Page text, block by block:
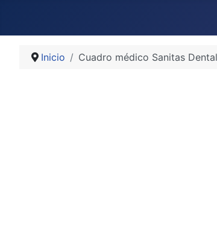
Inicio Cuadro médico Sanitas